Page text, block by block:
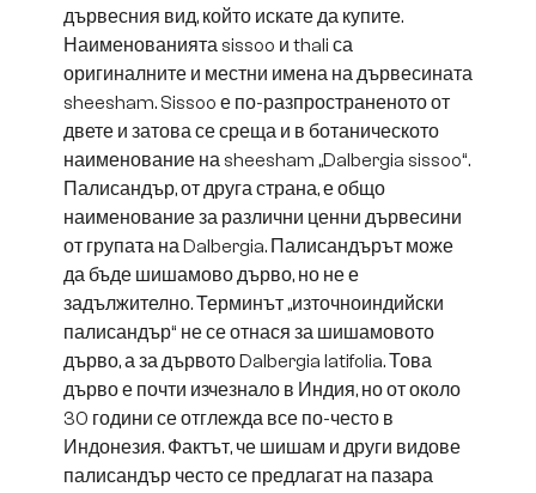
дървесния вид, който искате да купите.
Наименованията sissoo и thali са
оригиналните и местни имена на дървесината
sheesham. Sissoo е по-разпространеното от
двете и затова се среща и в ботаническото
наименование на sheesham „Dalbergia sissoo“.
Палисандър, от друга страна, е общо
наименование за различни ценни дървесини
от групата на Dalbergia. Палисандърът може
да бъде шишамово дърво, но не е
задължително. Терминът „източноиндийски
палисандър“ не се отнася за шишамовото
дърво, а за дървото Dalbergia latifolia. Това
дърво е почти изчезнало в Индия, но от около
30 години се отглежда все по-често в
Индонезия. Фактът, че шишам и други видове
палисандър често се предлагат на пазара